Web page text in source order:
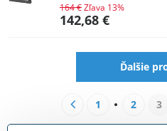
142,68 €
164 €Zľava 13%
Ďalšie
1 2 3